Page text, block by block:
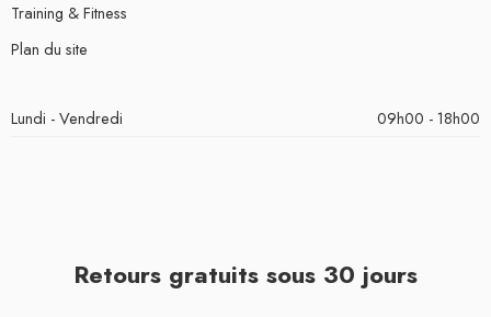
Training & Fitness
Plan du site
Lundi - Vendredi 09h00 - 18h00
Retours gratuits sous 30 jours